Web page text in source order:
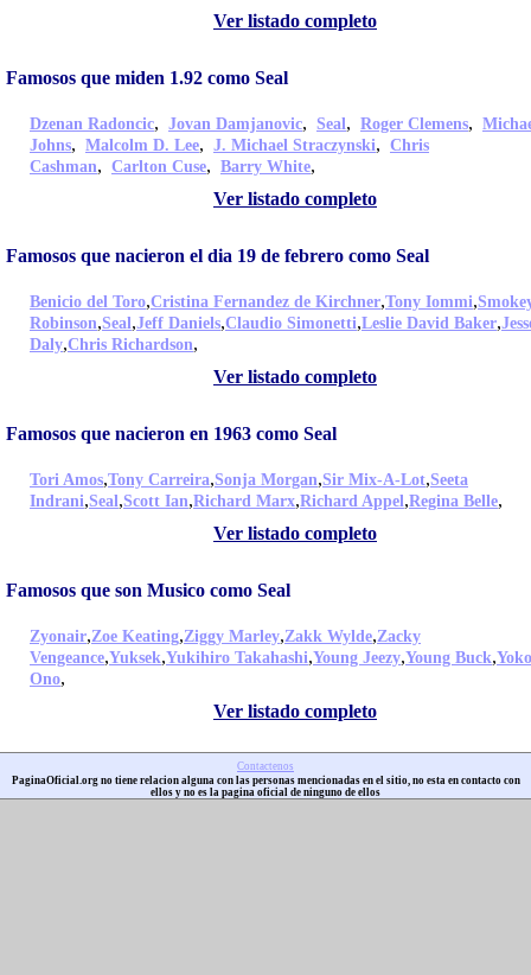
Ver listado completo
Famosos que miden 1.92 como Seal
Dzenan Radoncic, Jovan Damjanovic, Seal, Roger Clemens,
Johns, Malcolm D. Lee, J. Michael Straczynski, Chris
Cashman, Carlton Cuse, Barry White,
Ver listado completo
Famosos que nacieron el dia 19 de febrero como Seal
Benicio del Toro,Cristina Fernandez de Kirchner,Tony Iommi,
Robinson,Seal,Jeff Daniels,Claudio Simonetti,Leslie David Baker,
Daly,Chris Richardson,
Ver listado completo
Famosos que nacieron en 1963 como Seal
Tori Amos,Tony Carreira,Sonja Morgan,Sir Mix-A-Lot,Seeta
Indrani,Seal,Scott Ian,Richard Marx,Richard Appel,Regina Belle,
Ver listado completo
Famosos que son Musico como Seal
Zyonair,Zoe Keating,Ziggy Marley,Zakk Wylde,Zacky
Vengeance,Yuksek,Yukihiro Takahashi,Young Jeezy,Young Buck,Yoko
Ono,
Ver listado completo
Contactenos
PaginaOficial.org no tiene relacion alguna con las personas mencionadas en el sitio, no esta en contacto con
ellos y no es la pagina oficial de ninguno de ellos